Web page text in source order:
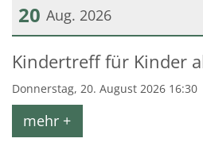
20 Aug. 2026
Datum: 20. August 2026
Kindertreff für Kinder
Donnerstag, 20. August 2026 16:30
mehr +